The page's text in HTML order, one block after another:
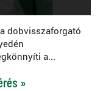
dobvisszaforgató
a...
»